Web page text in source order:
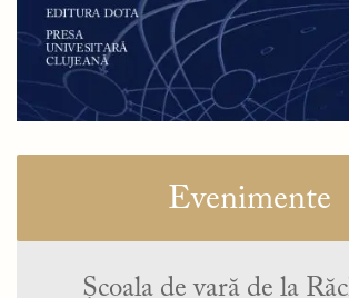
Evenimente
Școala de vară de la